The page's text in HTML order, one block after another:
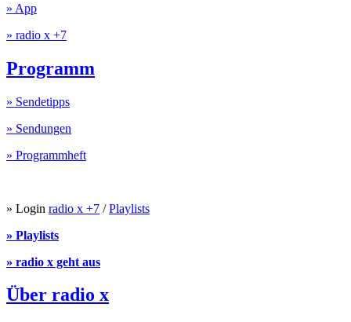
» App
» radio x +7
Programm
» Sendetipps
» Sendungen
» Programmheft
» Login radio x +7 /Playlists
» Playlists
» radio x geht aus
Über radio x